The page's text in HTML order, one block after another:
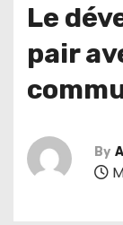
Le
pair
By